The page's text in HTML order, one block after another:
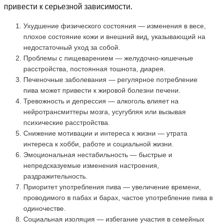
привести к серьезной зависимости.
Ухудшение физического состояния — изменения в весе,
плохое состояние кожи и внешний вид, указывающий на
недостаточный уход за собой.
Проблемы с пищеварением — желудочно-кишечные
расстройства, постоянная тошнота, диарея.
Печеночные заболевания — регулярное потребление
пива может привести к жировой болезни печени.
Тревожность и депрессия — алкоголь влияет на
нейротрансмиттеры мозга, усугубляя или вызывая
психические расстройства.
Снижение мотивации и интереса к жизни — утрата
интереса к хобби, работе и социальной жизни.
Эмоциональная нестабильность — быстрые и
непредсказуемые изменения настроения,
раздражительность.
Приоритет употребления пива — увеличение времени,
проводимого в пабах и барах, частое употребление пива в
одиночестве.
Социальная изоляция — избегание участия в семейных